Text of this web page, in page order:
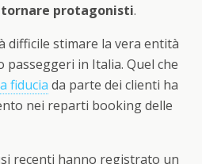
protagonisti.
difficile stimare la vera entità
in Italia. Quel che
fiducia da parte dei clienti ha
nei reparti booking delle
recenti hanno registrato un